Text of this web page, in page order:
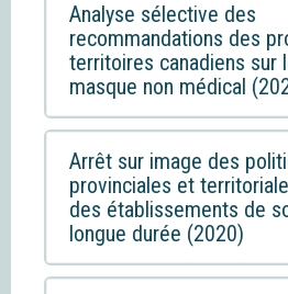
Analyse sélective des
recommandations des
territoires canadiens sur
masque non médical
Arrêt sur image des
provinciales et
des établissements de
longue durée (2020)